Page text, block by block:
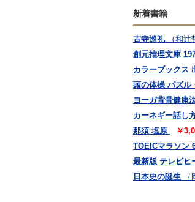
新着書籍
古寺巡礼 （和辻
創元推理文庫
カラーブックス
頭の体操 パズル
ヨーガ背骨健康
カーネギー話し
那須 塩原
￥
TOEICマラソン
最新版 テレビヒ
日本史の誕生